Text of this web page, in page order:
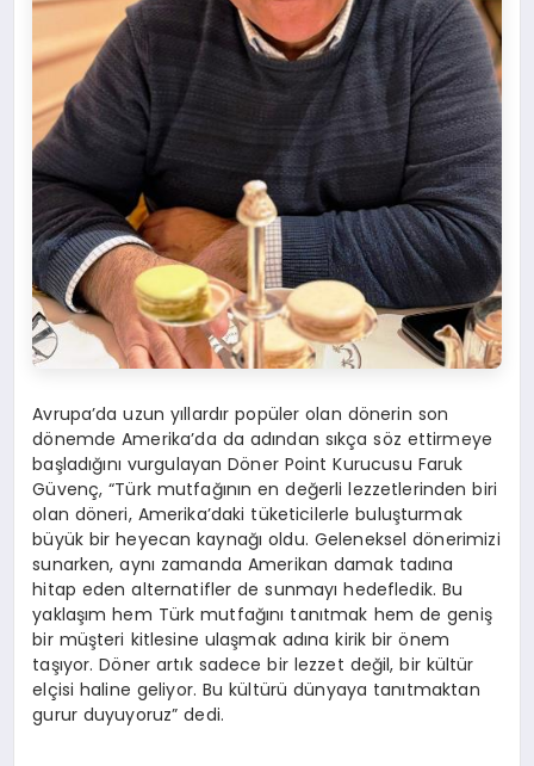
Avrupa’da uzun yıllardır popüler olan dönerin son
dönemde Amerika’da da adından sıkça söz ettirmeye
başladığını vurgulayan Döner Point Kurucusu Faruk
Güvenç, “Türk mutfağının en değerli lezzetlerinden biri
olan döneri, Amerika’daki tüketicilerle buluşturmak
büyük bir heyecan kaynağı oldu. Geleneksel dönerimizi
sunarken, aynı zamanda Amerikan damak tadına
hitap eden alternatifler de sunmayı hedefledik. Bu
yaklaşım hem Türk mutfağını tanıtmak hem de geniş
bir müşteri kitlesine ulaşmak adına kirik bir önem
taşıyor. Döner artık sadece bir lezzet değil, bir kültür
elçisi haline geliyor. Bu kültürü dünyaya tanıtmaktan
gurur duyuyoruz” dedi.